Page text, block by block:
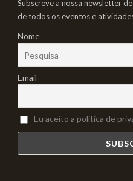
Subscreve a nossa newsletter
de todos os eventos e
Nome
Email
Eu aceito a politica de